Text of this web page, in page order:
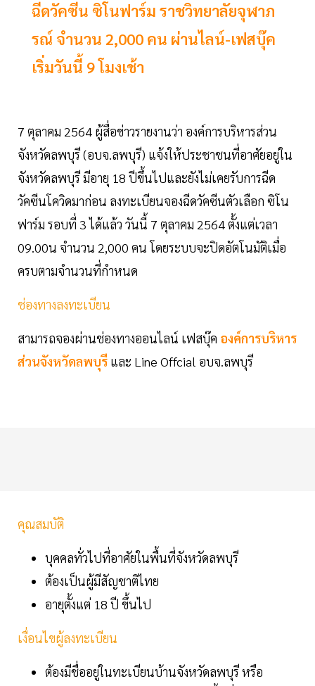
ฉีดวัคซีน ซิโนฟาร์ม ราชวิทยาลัยจุฬาภ
รณ์ จำนวน 2,000 คน ผ่านไลน์-เฟสบุ๊ค
เริ่มวันนี้ 9 โมงเช้า
7 ตุลาคม 2564 ผู้สื่อข่าวรายงานว่า องค์การบริหารส่วน
จังหวัดลพบุรี (อบจ.ลพบุรี) แจ้งให้ประชาชนที่อาศัยอยู่ใน
จังหวัดลพบุรี มีอายุ 18 ปีขึ้นไปและยังไม่เคยรับการฉีด
วัคซีนโควิดมาก่อน ลงทะเบียนจองฉีดวัคซีนตัวเลือก ซิโน
ฟาร์ม รอบที่ 3 ได้แล้ว วันนี้ 7 ตุลาคม 2564 ตั้งแต่เวลา
09.00น จำนวน 2,000 คน โดยระบบจะปิดอัตโนมัติเมื่อ
ครบตามจำนวนที่กำหนด
ช่องทางลงทะเบียน
สามารถจองผ่านช่องทางออนไลน์ เฟสบุ๊ค องค์การบริหาร
ส่วนจังหวัดลพบุรี และ Line Offcial อบจ.ลพบุรี
คุณสมบัติ
บุคคลทั่วไปที่อาศัยในพื้นที่จังหวัดลพบุรี
ต้องเป็นผู้มีสัญชาติไทย
อายุตั้งแต่ 18 ปี ขึ้นไป
เงื่อนไขผู้ลงทะเบียน
ต้องมีชื่ออยู่ในทะเบียนบ้านจังหวัดลพบุรี หรือ